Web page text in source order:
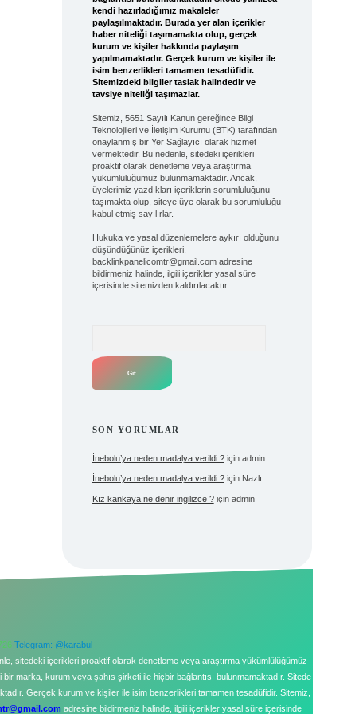
kendi hazırladığımız makaleler
paylaşılmaktadır. Burada yer alan içerikler
haber niteliği taşımamakta olup, gerçek
kurum ve kişiler hakkında paylaşım
yapılmamaktadır. Gerçek kurum ve kişiler ile
isim benzerlikleri tamamen tesadüfidir.
Sitemizdeki bilgiler taslak halindedir ve
tavsiye niteliği taşımazlar.
Sitemiz, 5651 Sayılı Kanun gereğince Bilgi
Teknolojileri ve İletişim Kurumu (BTK) tarafından
onaylanmış bir Yer Sağlayıcı olarak hizmet
vermektedir. Bu nedenle, sitedeki içerikleri
proaktif olarak denetleme veya araştırma
yükümlülüğümüz bulunmamaktadır. Ancak,
üyelerimiz yazdıkları içeriklerin sorumluluğunu
taşımakta olup, siteye üye olarak bu sorumluluğu
kabul etmiş sayılırlar.
Hukuka ve yasal düzenlemelere aykırı olduğunu
düşündüğünüz içerikleri,
backlinkpanelicomtr@gmail.comadresine
bildirmeniz halinde, ilgili içerikler yasal süre
içerisinde sitemizden kaldırılacaktır.
SON YORUMLAR
İnebolu’ya neden madalya verildi ?için admin
İnebolu’ya neden madalya verildi ?için Nazlı
Kız kankaya ne denir ingilizce ?için admin
Telegram: @karabul
sitedeki içerikleri proaktif olarak denetleme veya araştırma yükümlülüğümüz
marka, kurum veya şahıs şirketi ile hiçbir bağlantısı bulunmamaktadır. Sitede
Gerçek kurum ve kişiler ile isim benzerlikleri tamamen tesadüfidir. Sitemiz,
adresine bildirmeniz halinde, ilgili içerikler yasal süre içerisinde